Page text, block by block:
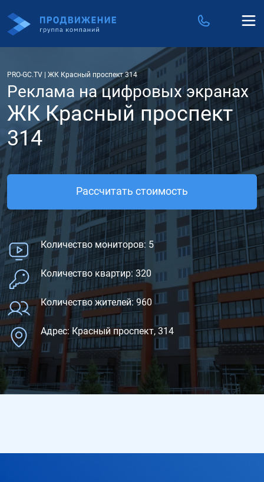
PRO-GC.TV ЖК Красный проспект 314
Реклама на цифровых экранах
ЖК Красный проспект
314
Рассчитать стоимость
Количество мониторов: 5
Количество квартир: 320
Количество жителей: 960
Адрес: Красный проспект, 314